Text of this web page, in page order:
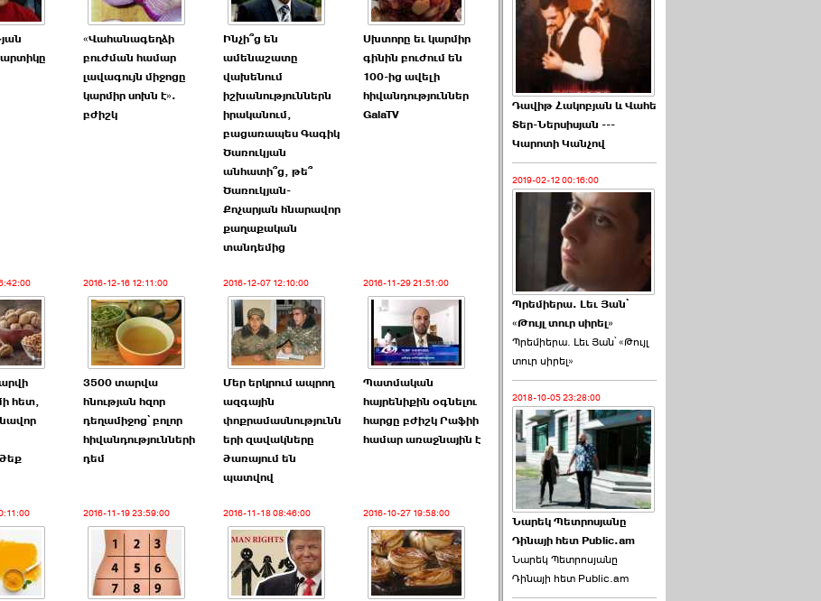
«Վահանագեղձի
բուժման համար
լավագույն միջոցը
կարմիր սոխն է».
բժիշկ
Ինչի՞ց են
ամենաշատը
վախենում
իշխանություններն
իրականում,
բացառապես Գագիկ
Ծառուկյան
անհատի՞ց, թե՞
Ծառուկյան-
Քոչարյան հնարավոր
քաղաքական
տանդեմից
Սխտորը եւ կարմիր
գինին բուժում են
100-ից ավելի
հիվանդություններ
GalaTV
հետ,
2016-12-16 12:11:00
3500 տարվա
հնության հզոր
դեղամիջոց՝ բոլոր
հիվանդությունների
դեմ
2016-12-07 12:10:00
Մեր երկրում ապրող
ազգային
փոքրամասնությունն
երի զավակները
ծառայում են
պատվով
2016-11-29 21:51:00
Պատմական
հայրենիքին օգնելու
հարցը բժիշկ Րաֆիի
համար առաջնային է
2016-11-19 23:59:00 2016-11-18 08:46:00 2016-10-27 19:58:00
Դավիթ Հակոբյան և Վահե
Տեր-Ներսիսյան ---
Կարոտի Կանչով
2019-02-12 00:16:00
Պրեմիերա. Լեւ Յան՝
«Թույլ տուր սիրել»
Պրեմիերա. Լեւ Յան՝ «Թույլ
տուր սիրել»
2018-10-05 23:28:00
Նարեկ Պետրոսյանը
Դինայի հետ Public.am
Նարեկ Պետրոսյանը
Դինայի հետ Public.am